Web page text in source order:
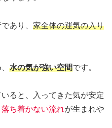
あり、 家全体の運気の入り
水の気が強い空間です。
ると、入ってきた気が安定
落ち着かない流れが生まれや